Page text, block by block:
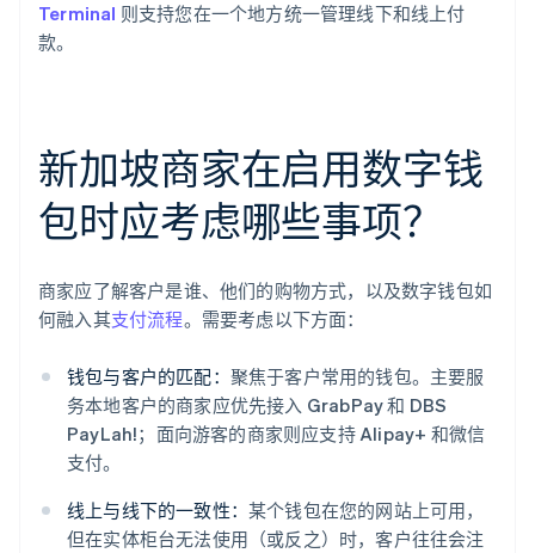
Terminal 则支持您在一个地方统一管理线下和线上付
款。
新加坡商家在启用数字钱
包时应考虑哪些事项？
商家应了解客户是谁、他们的购物方式，以及数字钱包如
何融入其支付流程。需要考虑以下方面：
钱包与客户的匹配： 聚焦于客户常用的钱包。主要服
务本地客户的商家应优先接入 GrabPay 和 DBS
PayLah!；面向游客的商家则应支持 Alipay+ 和微信
支付。
线上与线下的一致性： 某个钱包在您的网站上可用，
但在实体柜台无法使用（或反之）时，客户往往会注